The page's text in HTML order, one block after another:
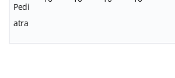
Pedi
atra